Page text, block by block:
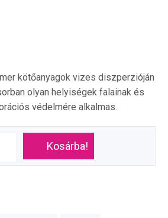
kötőanyagok vizes diszperzióján
olyan helyiségek falainak és
védelmére alkalmas.
Kosárba!